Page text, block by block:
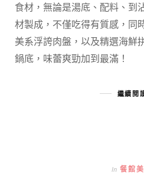
食材，無論是湯底、配料、到
材製成，不僅吃得有質感，同
美系浮誇肉盤，以及精選海鮮
鍋底，味蕾爽勁加到最滿！
繼續閱
In 餐館